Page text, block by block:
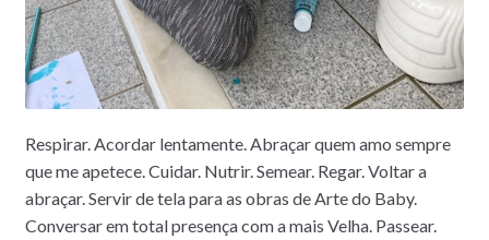
Respirar. Acordar lentamente. Abraçar quem amo sempre
que me apetece. Cuidar. Nutrir. Semear. Regar. Voltar a
abraçar. Servir de tela para as obras de Arte do Baby.
Conversar em total presença com a mais Velha. Passear.